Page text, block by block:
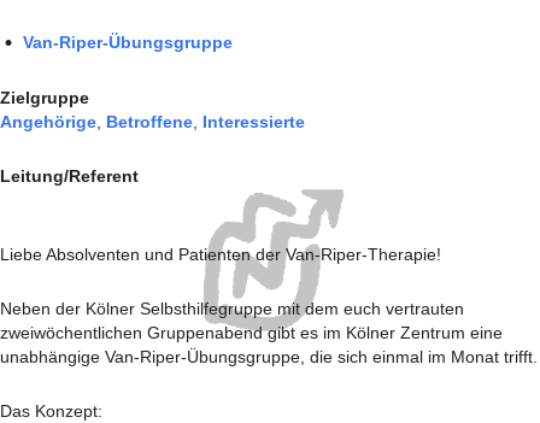
Van-Riper-Übungsgruppe
Zielgruppe
Angehörige, Betroffene, Interessierte
Leitung/Referent
Liebe Absolventen und Patienten der Van-Riper-Therapie!
Neben der Kölner Selbsthilfegruppe mit dem euch vertrauten
zweiwöchentlichen Gruppenabend gibt es im Kölner Zentrum eine
unabhängige Van-Riper-Übungsgruppe, die sich einmal im Monat trifft.
Das Konzept: